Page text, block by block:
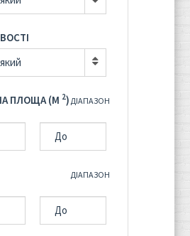
ПЛОЩА (M 2) ДІАПАЗОН
ДІАПАЗОН